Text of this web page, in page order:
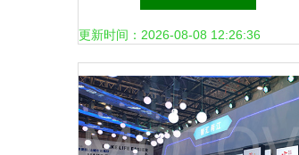
合业务交流
更新时间：2026-08-08 12:26:36